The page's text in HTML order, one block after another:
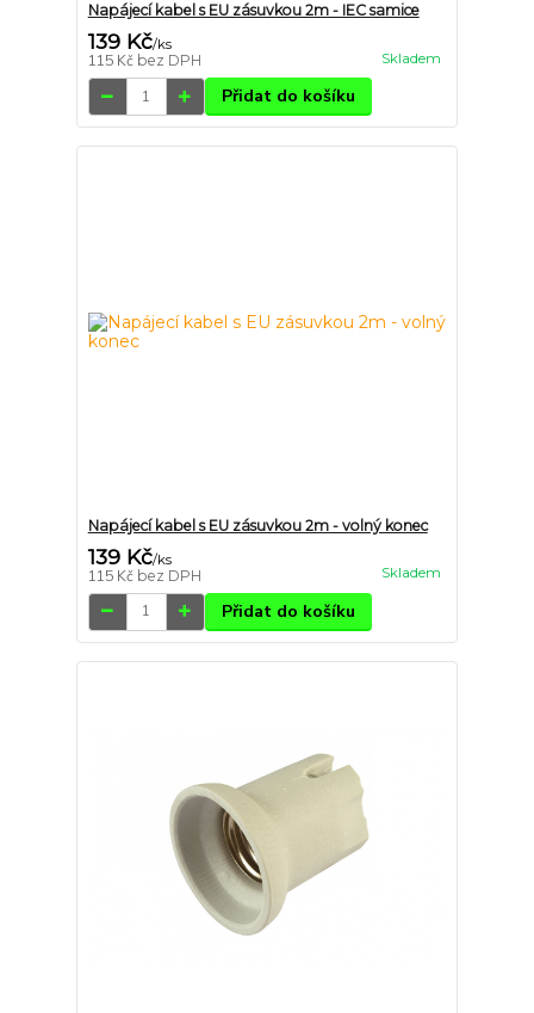
Napájecí kabel s EU zásuvkou 2m - IEC samice
139 Kč/ks
115 Kč bez DPH Skladem
Přidat do košíku
Napájecí kabel s EU zásuvkou 2m - volný konec
139 Kč/ks
115 Kč bez DPH Skladem
Přidat do košíku